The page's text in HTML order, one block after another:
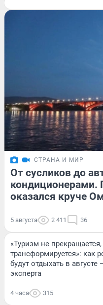
СТРАНА И МИР
От сусликов до
кондиционерами.
оказался круче
5 августа 2 411 36
«Туризм не
трансформируется»: как
будут отдыхать в августе
эксперта
4 часа 315